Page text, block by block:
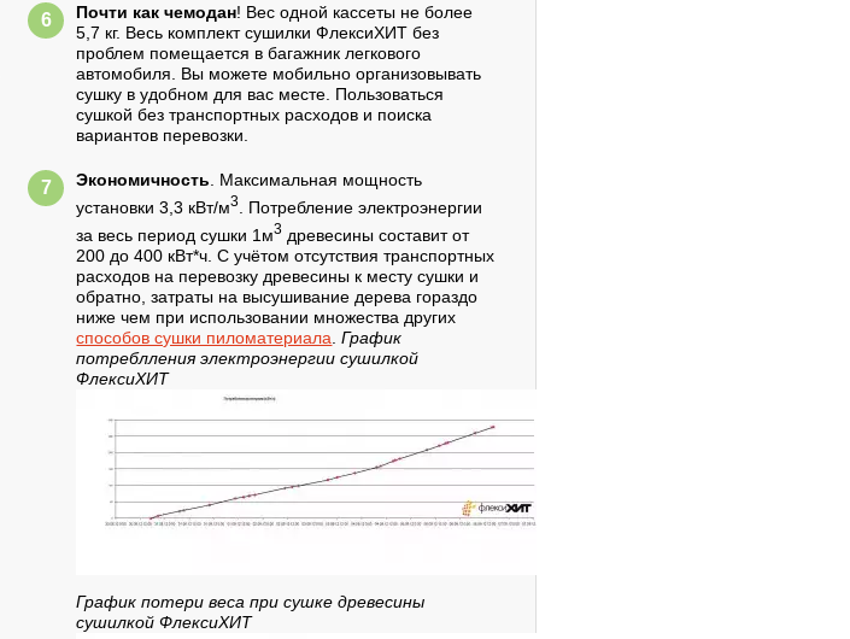
Почти как чемодан! Вес одной кассеты не более
5,7 кг. Весь комплект сушилки ФлексиХИТ без
проблем помещается в багажник легкового
автомобиля. Вы можете мобильно организовывать
сушку в удобном для вас месте. Пользоваться
сушкой без транспортных расходов и поиска
вариантов перевозки.
Экономичность. Максимальная мощность
установки 3,3 кВт/м3
. Потребление электроэнергии
за весь период сушки 1м3 древесины составит от
200 до 400 кВт*ч. С учётом отсутствия транспортных
расходов на перевозку древесины к месту сушки и
обратно, затраты на высушивание дерева гораздо
ниже чем при использовании множества других
способов сушки пиломатериала .График
потреблления электроэнергии сушилкой
ФлексиХИТ
График потери веса при сушке древесины
сушилкой ФлексиХИТ